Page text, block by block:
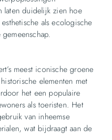
laten duidelijk zien hoe
als ecologische
meest iconische groene
elementen met
het een populaire
als toeristen. Het
van inheemse
wat bijdraagt aan de